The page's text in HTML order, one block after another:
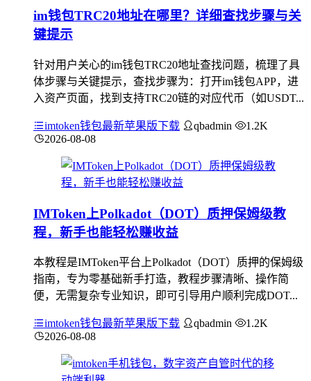
im钱包TRC20地址在哪里？详细查找步骤与关
键提示
针对用户关心的im钱包TRC20地址查找问题，梳理了具
体步骤与关键提示，查找步骤为：打开im钱包APP，进
入资产页面，找到支持TRC20链的对应代币（如USDT...
imtoken钱包最新苹果版下载 qbadmin
1.2K
2026-08-08
IMToken上Polkadot（DOT）质押保姆级教
程，新手也能轻松赚收益
本教程是IMToken平台上Polkadot（DOT）质押的保姆级
指南，专为零基础新手打造，教程步骤清晰、操作简
便，无需复杂专业知识，即可引导用户顺利完成DOT...
imtoken钱包最新苹果版下载 qbadmin
1.2K
2026-08-08